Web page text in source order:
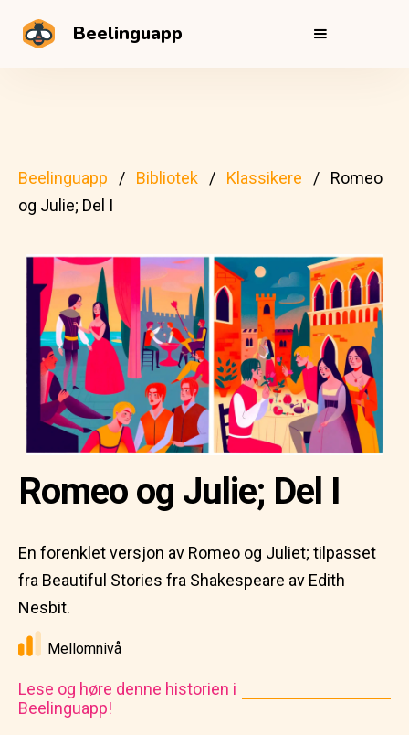
Beelinguapp
Beelinguapp Bibliotek Klassikere
Romeo
og Julie; Del I
Romeo og Julie; Del I
En forenklet versjon av Romeo og Juliet; tilpasset
fra Beautiful Stories fra Shakespeare av Edith
Nesbit.
Mellomnivå
Lese og høre denne historien i
Beelinguapp!